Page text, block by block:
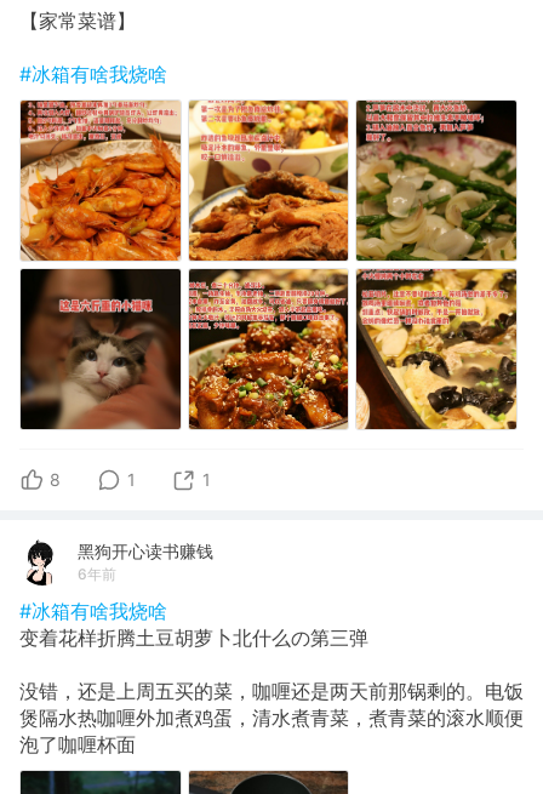
【家常菜谱】
#冰箱有啥我烧啥
8 1 1
黑狗开心读书赚钱
6年前
#冰箱有啥我烧啥
变着花样折腾土豆胡萝卜北什么の第三弹
没错，还是上周五买的菜，咖喱还是两天前那锅剩的。电饭
煲隔水热咖喱外加煮鸡蛋，清水煮青菜，煮青菜的滚水顺便
泡了咖喱杯面